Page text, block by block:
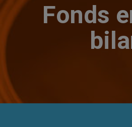
Fonds